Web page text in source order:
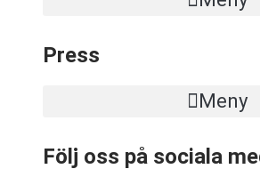
Press
Meny
Följ oss på sociala